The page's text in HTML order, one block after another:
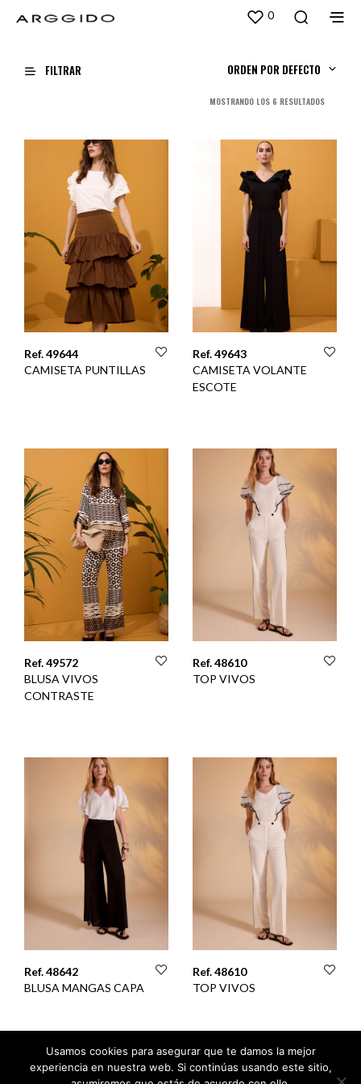
0
FILTRAR ORDEN POR DEFECTO
MOSTRANDO LOS 6 RESULTADOSORDENADO
LOS
Ref. 49644
CAMISETA PUNTILLAS
Ref. 49643
CAMISETA VOLANTE
ESCOTE
Ref. 49572
BLUSA VIVOS
CONTRASTE
Ref. 48610
TOP VIVOS
Ref. 48642
BLUSA MANGAS CAPA
Ref. 48610
TOP VIVOS
Usamos cookies para asegurar que te damos la mejor
experiencia en nuestra web. Si continúas usando este sitio,